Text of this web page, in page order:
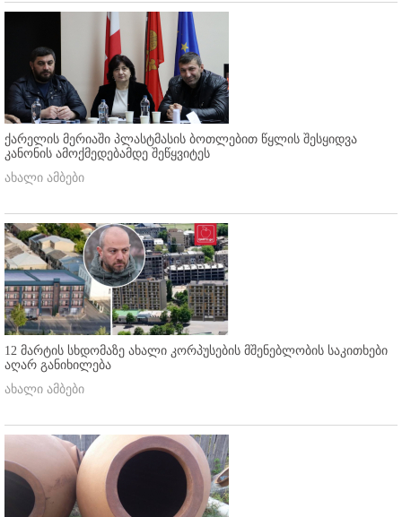
ქარელის მერიაში პლასტმასის ბოთლებით წყლის შესყიდვა
კანონის ამოქმედებამდე შეწყვიტეს
ახალი ამბები
12 მარტის სხდომაზე ახალი კორპუსების მშენებლობის საკითხები
აღარ განიხილება
ახალი ამბები